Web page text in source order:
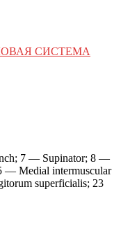
СИСТЕМА
7 — Supinator; 8 —
— Medial intermuscular
superficialis; 23